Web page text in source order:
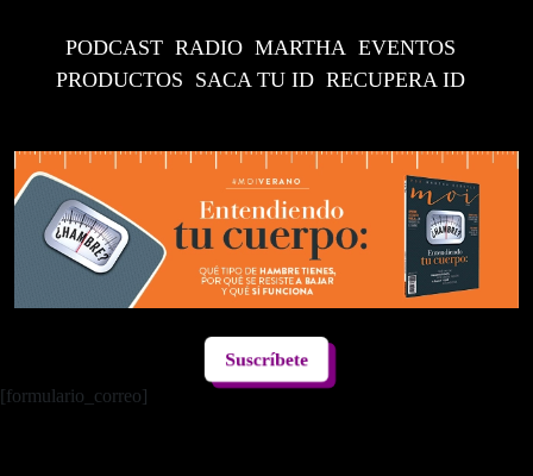
PODCAST RADIO MARTHA EVENTOS
PRODUCTOS SACA TU ID RECUPERA ID
Suscríbete
[formulario_correo]